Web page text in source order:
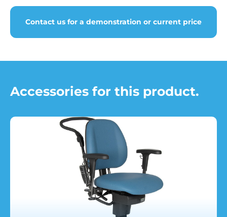
Contact us for a demonstration or current price
Accessories for this product.